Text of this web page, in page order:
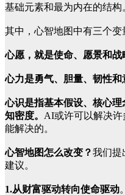
基础元素和最为内在的结构
其中，心智地图中有三个变
心愿，就是使命、愿景和战
心力是勇气、胆量、韧性和
心识是指基本假设、核心
知密度。 AI或许可以解决
能解决的。
心智地图怎么改变？我们提
建议。
1.从财富驱动转向使命驱动